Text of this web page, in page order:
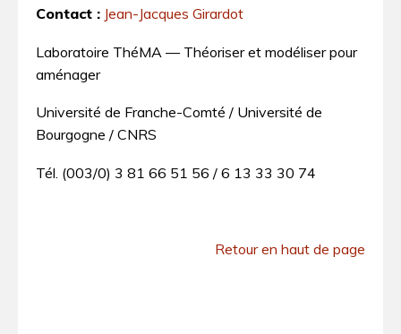
Contact : Jean-Jacques Girardot
Laboratoire ThéMA — Théoriser et modéliser pour
aménager
Université de Franche-Comté / Université de
Bourgogne / CNRS
Tél. (003/0) 3 81 66 51 56 / 6 13 33 30 74
Retour en haut de page